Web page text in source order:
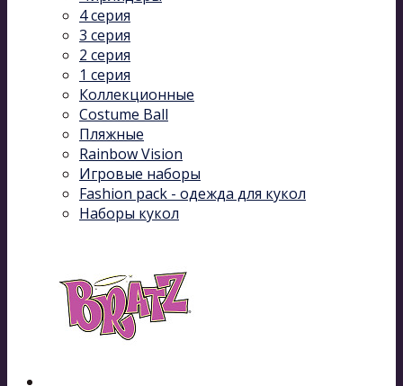
4 серия
3 серия
2 серия
1 серия
Коллекционные
Costume Ball
Пляжные
Rainbow Vision
Игровые наборы
Fashion pack - одежда для кукол
Наборы кукол